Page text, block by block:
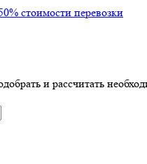
стоимости перевозки
и рассчитать